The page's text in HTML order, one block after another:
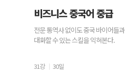
비즈니스 중국어 중급
전문 통역사 없이도 중국 바이어들과
대화할 수 있는 스킬을 익혀본다.
31강 30일